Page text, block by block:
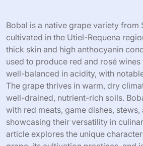
Bobal is a native grape variety from
cultivated in the Utiel-Requena
thick skin and high anthocyanin
used to produce red and rosé
well-balanced in acidity, with
The grape thrives in warm, dry
well-drained, nutrient-rich soils.
with red meats, game dishes, stews,
showcasing their versatility in
article explores the unique